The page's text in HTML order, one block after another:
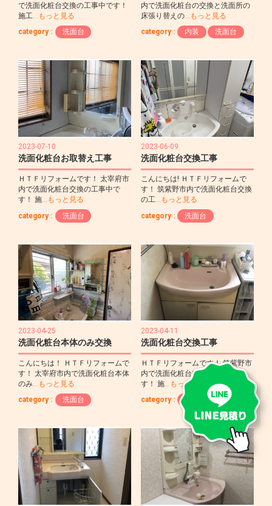
で洗面化粧台交換の工事中です！
施工
…もっと見る
category :
洗面台
内で洗面化粧台の交換と洗面所の
床張り替えの …もっと見る
category :
内装 洗面台
2023-07-10
洗面化粧台お取替え工事
ＨＴＦリフォームです！ 太宰府市
内で洗面化粧台交換の工事中で
す！ 施…もっと見る
category :
洗面台
2023-06-09
洗面化粧台交換工事
こんにちは! ＨＴＦリフォームで
す！ 筑紫野市内で洗面化粧台交換
の工…もっと見る
category :
洗面台
2023-04-25
洗面化粧台本体のみ交換
こんにちは！ ＨＴＦリフォームで
す！ 太宰府市内で洗面化粧台本体
のみ …もっと見る
category :
洗面台
2023-04-11
洗面化粧台交換工事
ＨＴＦリフォームです！ 筑紫野市
内で洗面化粧台交換の工事中で
す！ 施 …もっと見る
category :